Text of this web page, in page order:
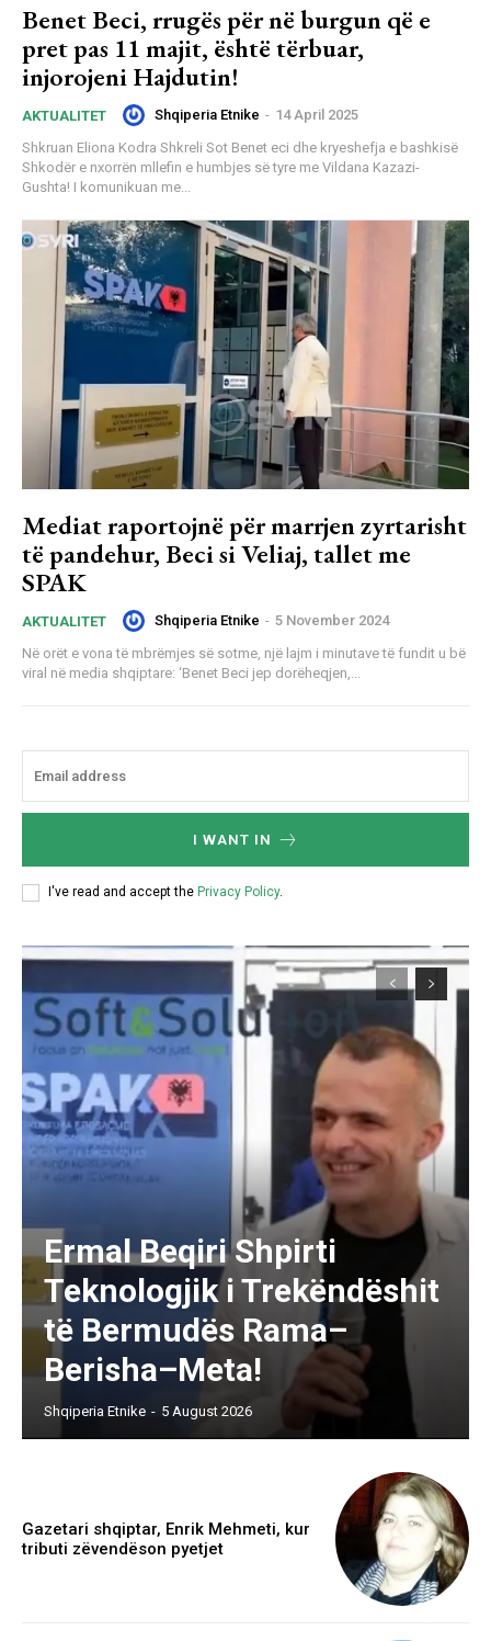
Benet Beci, rrugës për në burgun që e
pret pas 11 majit, është tërbuar,
injorojeni Hajdutin!
AKTUALITET Shqiperia Etnike - 14 April 2025
Shkruan Eliona Kodra Shkreli Sot Benet eci dhe kryeshefja e bashkisë
Shkodër e nxorrën mllefin e humbjes së tyre me Vildana Kazazi-
Gushta! I komunikuan me...
Mediat raportojnë për marrjen zyrtarisht
të pandehur, Beci si Veliaj, tallet me
SPAK
AKTUALITET Shqiperia Etnike - 5 November 2024
Në orët e vona të mbrëmjes së sotme, një lajm i minutave të fundit u bë
viral në media shqiptare: ‘Benet Beci jep dorëheqjen,...
I WANT IN
I've read and accept the Privacy Policy.
Ermal Beqiri Shpirti
Teknologjik i Trekëndëshit
të Bermudës Rama–
Berisha–Meta!
Shqiperia Etnike - 5 August 2026
Gazetari shqiptar, Enrik Mehmeti, kur
tributi zëvendëson pyetjet